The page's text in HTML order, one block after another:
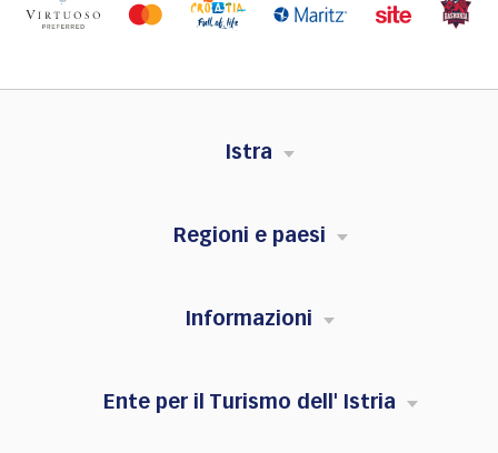
Istra
Regioni e paesi
Informazioni
Ente per il Turismo dell' Istria